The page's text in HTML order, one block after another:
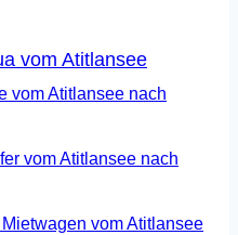
vom Atitlansee
vom Atitlansee nach
vom Atitlansee nach
vom Atitlansee